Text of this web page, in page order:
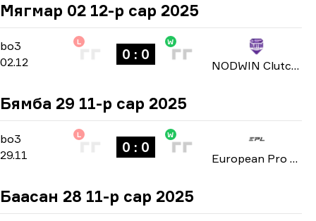
Мягмар 02 12-р сар 2025
bo3 Group Stage
bo3
02.12
L
0 : 0
W
NODWIN Clutch Series: Season 3 2025
Бямба 29 11-р сар 2025
bo3 -bo3
29.11
L
0 : 0
W
European Pro League: Series 3 2025
Баасан 28 11-р сар 2025